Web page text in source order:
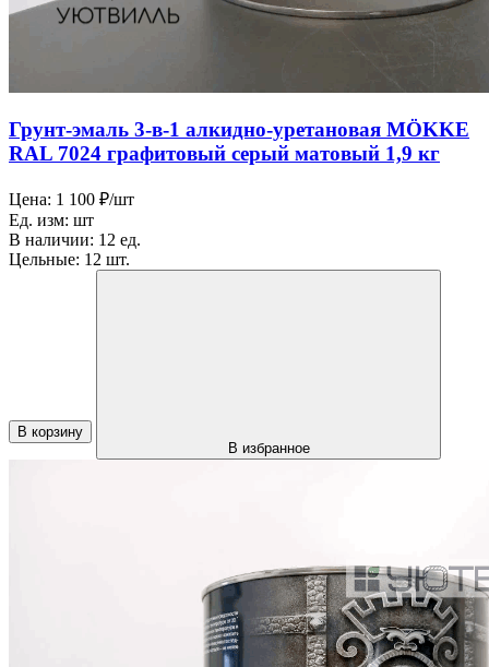
Грунт-эмаль 3-в-1 алкидно-уретановая MӦKKE
RAL 7024 графитовый серый матовый 1,9 кг
Цена: 1 100 ₽/шт
Ед. изм: шт
В наличии: 12 ед.
Цельные: 12 шт.
В корзину
В избранное